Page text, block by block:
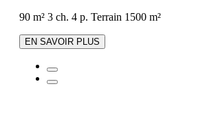
90 m² 3 ch. 4 p. Terrain 1500 m²
EN SAVOIR PLUS